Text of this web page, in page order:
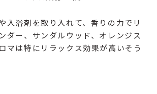
入浴剤を取り入れて、香りの力でリ
ダー、サンダルウッド、オレンジス
マは特にリラックス効果が高いそう